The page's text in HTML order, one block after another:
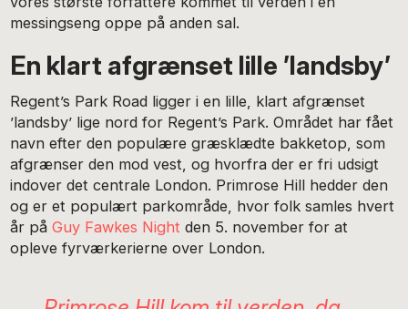
messingseng oppe på anden sal.
En klart afgrænset lille ’landsby’
Regent’s Park Road ligger i en lille, klart afgrænset
’landsby’ lige nord for Regent’s Park. Området har fået
navn efter den populære græsklædte bakketop, som
afgrænser den mod vest, og hvorfra der er fri udsigt
indover det centrale London. Primrose Hill hedder den
og er et populært parkområde, hvor folk samles hvert
år på Guy Fawkes Night den 5. november for at
opleve fyrværkerierne over London.